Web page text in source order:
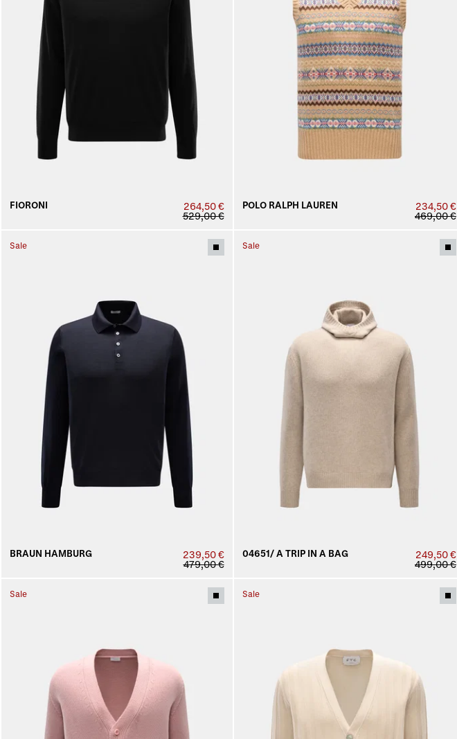
FIORONI
264,50 €
529,00 €
POLO RALPH LAUREN
234,50 €
469,00 €
Sale
BRAUN HAMBURG
239,50 €
479,00 €
Sale
04651/ A TRIP IN A BAG
249,50 €
499,00 €
Sale Sale